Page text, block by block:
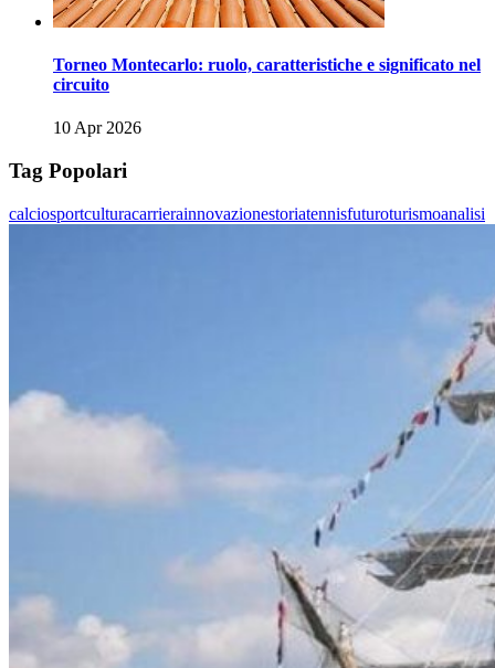
Torneo Montecarlo: ruolo, caratteristiche e significato nel
circuito
10 Apr 2026
Tag Popolari
calciosportculturacarrierainnovazionestoriatennisfuturoturismoanalisi